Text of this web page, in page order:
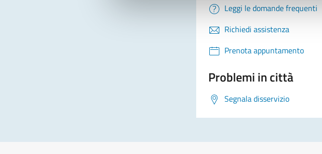
Leggi le domande frequenti
Richiedi assistenza
Prenota appuntamento
Problemi in città
Segnala disservizio